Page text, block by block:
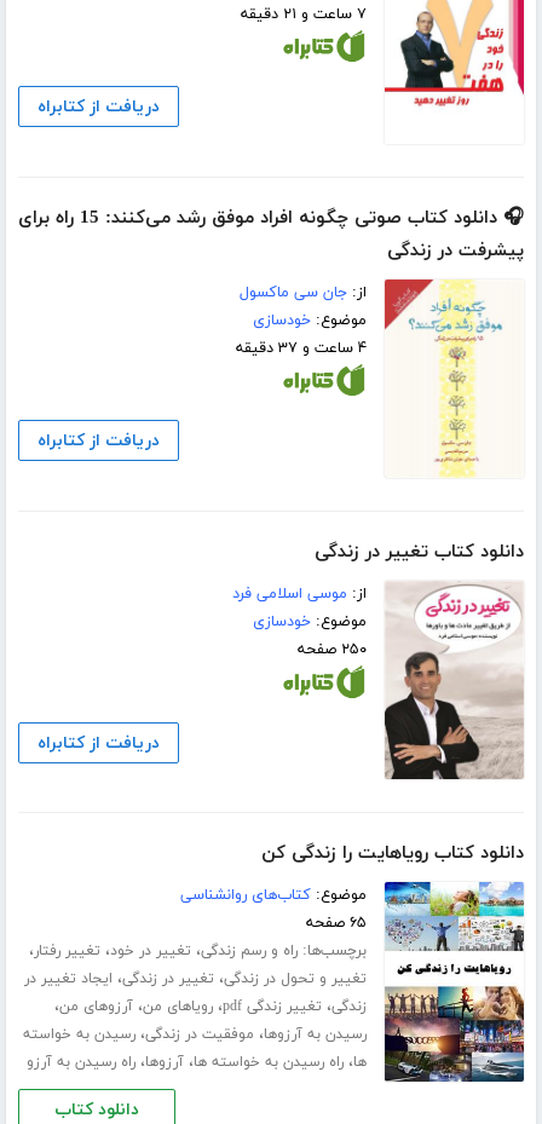
۷ ساعت و ۲۱ دقیقه
دریافت از کتابراه
🎧 دانلود کتاب صوتی چگونه افراد موفق رشد می‌کنند: 15 راه برای
پیشرفت در زندگی
از:جان سی ماکسول
موضوع:خودسازی
۴ ساعت و ۳۷ دقیقه
دریافت از کتابراه
دانلود کتاب تغییر در زندگی
از: موسی اسلامی فرد
موضوع:خودسازی
۲۵۰ صفحه
دریافت از کتابراه
دانلود کتاب رویاهایت را زندگی کن
موضوع:کتاب‌های روانشناسی
۶۵ صفحه
برچسب‌ها:راه و رسم زندگی، تغییر در خود، تغییر رفتار،
تغییر و تحول در زندگی، تغییر در زندگی، ایجاد تغییر در
زندگی، تغییر زندگی pdf ،رویاهای من،آرزوهای من،
رسیدن به آرزوها، موفقیت در زندگی،رسیدن به خواسته
ها،راه رسیدن به خواسته ها،آرزوها،راه رسیدن به آرزو
دانلود کتاب